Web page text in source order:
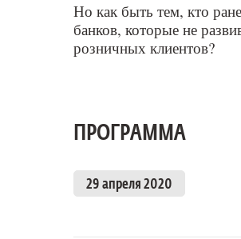
Но как быть тем, кто
банков, которые не
розничных клиентов?
ПРОГРАММА
29 апреля 2020